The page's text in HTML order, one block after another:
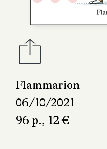
Flammarion
06/10/2021
96 p., 12 €